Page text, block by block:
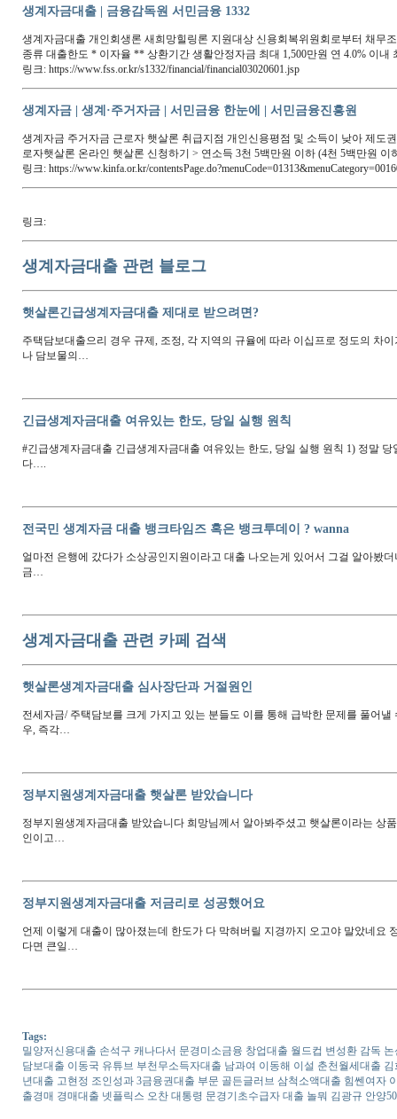
생계자금대출 | 금융감독원 서민금융 1332
생계자금대출 개인회생론 새희망힐링론 지원대상 신용회복위원회로부터 채무
종류 대출한도 * 이자율 ** 상환기간 생활안정자금 최대 1,500만원 연 4.0% 이
링크: https://www.fss.or.kr/s1332/financial/financial03020601.jsp
생계자금 | 생계·주거자금 | 서민금융 한눈에 | 서민금융진흥원
생계자금 주거자금 근로자 햇살론 취급지점 개인신용평점 및 소득이 낮아 제도
로자햇살론 온라인 햇살론 신청하기 > 연소득 3천 5백만원 이하 (4천 5백만원
링크: https://www.kinfa.or.kr/
링크:
생계자금대출 관련 블로그
햇살론긴급생계자금대출 제대로 받으려면?
주택담보대출으리 경우 규제, 조정, 각 지역의 규율에 따라 이십프로 정도의 차
나 담보물의…
긴급생계자금대출 여유있는 한도, 당일 실행 원칙
#긴급생계자금대출 긴급생계자금대출 여유있는 한도, 당일 실행 원칙 1) 정말
다….
전국민 생계자금 대출 뱅크타임즈 혹은 뱅크투데이 ? wanna
얼마전 은행에 갔다가 소상공인지원이라고 대출 나오는게 있어서 그걸 알아봤
금…
생계자금대출 관련 카페 검색
햇살론생계자금대출 심사장단과 거절원인
전세자금/ 주택담보를 크게 가지고 있는 분들도 이를 통해 급박한 문제를 풀어
우, 즉각…
정부지원생계자금대출 햇살론 받았습니다
정부지원생계자금대출 받았습니다 희망님께서 알아봐주셨고 햇살론이라는
인이고…
정부지원생계자금대출 저금리로 성공했어요
언제 이렇게 대출이 많아졌는데 한도가 다 막혀버릴 지경까지 오고야 말았네
다면 큰일…
Tags:
밀양저신용대출 손석구 캐나다서 문경미소금융 창업대출 월드컵 변성환 감독
담보대출 이동국 유튜브 부천무소득자대출 남과여 이동해 이설 춘천월세대출
년대출 고현정 조인성과 3금융권대출 부문 골든글러브 삼척소액대출 힘쎈여
출경매 경매대출 넷플릭스 오찬 대통령 문경기초수급자 대출 놀뭐 김광규 안양